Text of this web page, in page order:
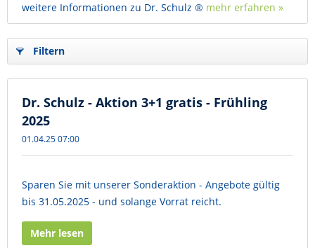
weitere Informationen zu Dr. Schulz ® mehr erfahren »
Filtern
Dr. Schulz - Aktion 3+1 gratis - Frühling
2025
01.04.25 07:00
Sparen Sie mit unserer Sonderaktion - Angebote gültig
bis 31.05.2025 - und solange Vorrat reicht.
Mehr lesen